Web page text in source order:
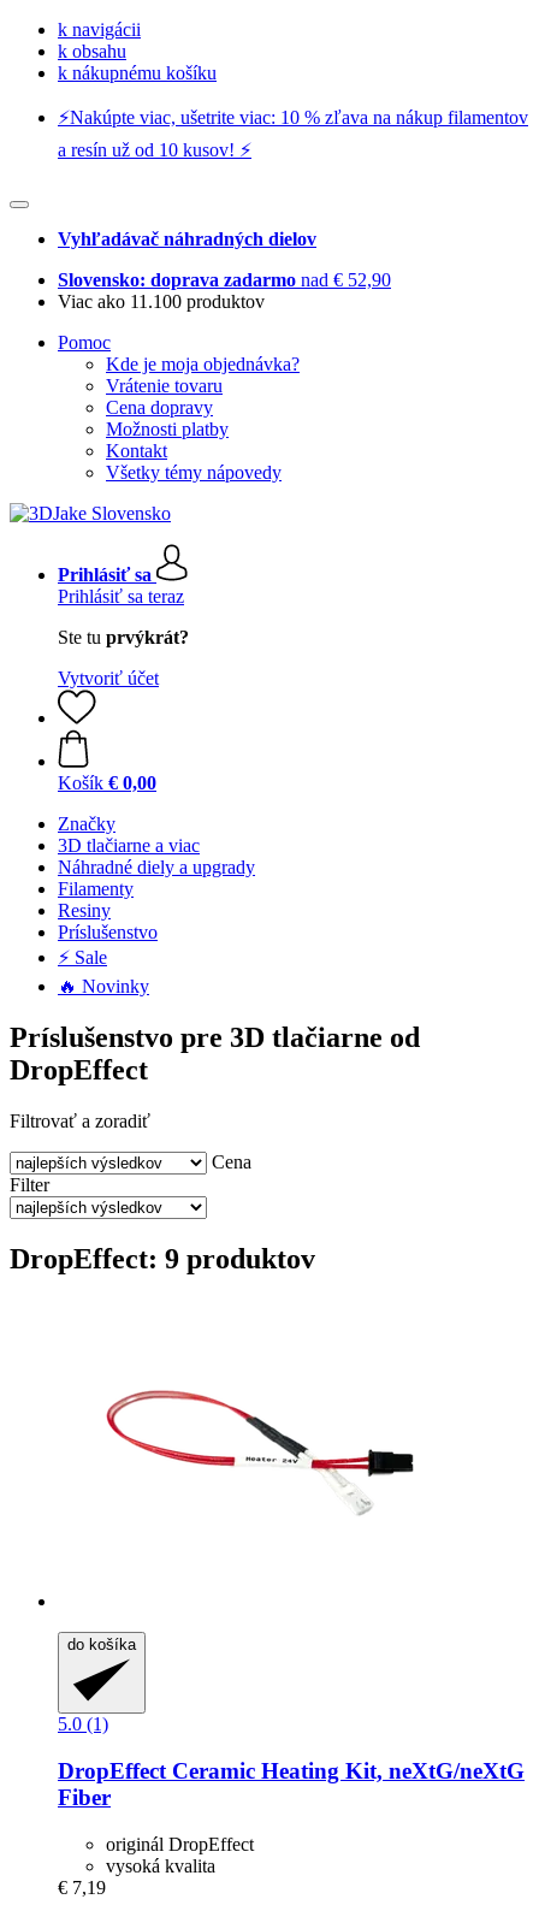
k navigácii
k obsahu
k nákupnému košíku
⚡️Nakúpte viac, ušetrite viac: 10 % zľava na nákup filamentov
a resín už od 10 kusov! ⚡️
Vyhľadávač náhradných dielov
Slovensko: doprava zadarmo nad € 52,90
Viac ako 11.100 produktov
Pomoc
Kde je moja objednávka?
Vrátenie tovaru
Cena dopravy
Možnosti platby
Kontakt
Všetky témy nápovedy
Prihlásiť sa
Prihlásiť sa teraz
Ste tu prvýkrát?
Vytvoriť účet
Košík € 0,00
Značky
3D tlačiarne a viac
Náhradné diely a upgrady
Filamenty
Resiny
Príslušenstvo
⚡ Sale
🔥 Novinky
Príslušenstvo pre 3D tlačiarne od
DropEffect
Filtrovať a zoradiť
Cena
Filter
DropEffect: 9 produktov
do košíka
5.0 (1)
DropEffect Ceramic Heating Kit, neXtG/neXtG
Fiber
originál DropEffect
vysoká kvalita
€ 7,19